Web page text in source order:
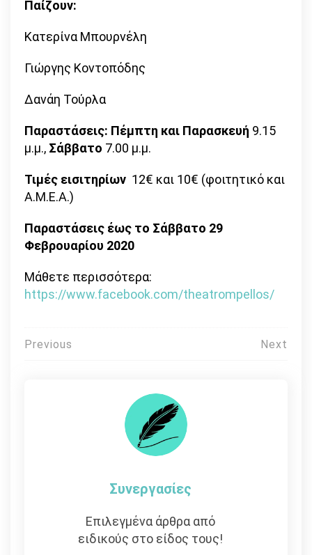
Παίζουν:
Κατερίνα Μπουρνέλη
Γιώργης Κοντοπόδης
Δανάη Τούρλα
Παραστάσεις: Πέμπτη και Παρασκευή 9.15
μ.μ., Σάββατο 7.00 μ.μ.
Τιμές εισιτηρίων 12€ και 10€ (φοιτητικό και
Α.Μ.Ε.Α.)
Παραστάσεις έως το Σάββατο 29
Φεβρουαρίου 2020
Μάθετε περισσότερα:
https://www.facebook.com/theatrompellos/
Πλοήγηση
Previous Next
Συνεργασίες
Επιλεγμένα άρθρα από
ειδικούς στο είδος τους!